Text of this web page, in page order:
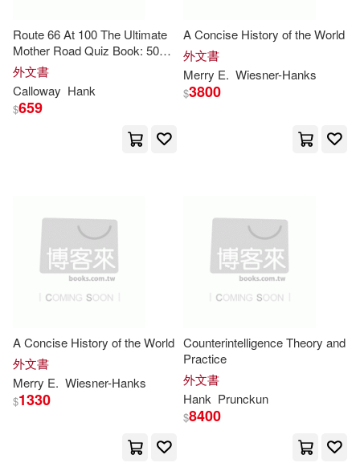
Cram101 Textbook Reviews(8)
Hank (INT)(8) James(8)
Kendra(8)
William(8) William F.(8)
Brooks(7)
Big Earth Pub(3)
Destiny Image Pub(3)
Diamond Comic Distributors(3)
Edwin Mellen Pr(3)
Grupo Nelson(3)
Intl Specialized Book Service Inc
(3)
Route 66 At 100 The Ultimate
Mother Road Quiz Book: 500
Questions Celebrating a
Century of America’s Main
Street, 1926-2026
外文書
Calloway Hank
$659
A Concise History of the World
外文書
Merry E. Wiesner-Hanks
$3800
A Concise History of the World
外文書
Merry E. Wiesner-Hanks
$1330
Counterintelligence Theory and
Practice
外文書
Hank Prunckun
$8400